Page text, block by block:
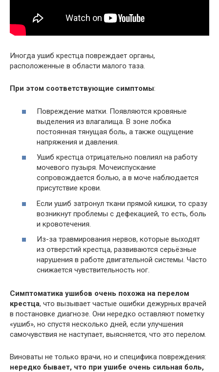
Иногда ушиб крестца повреждает органы,
расположенные в области малого таза.
При этом соответствующие симптомы:
Повреждение матки. Появляются кровяные
выделения из влагалища. В зоне лобка
постоянная тянущая боль, а также ощущение
напряжения и давления.
Ушиб крестца отрицательно повлиял на работу
мочевого пузыря. Мочеиспускание
сопровождается болью, а в моче наблюдается
присутствие крови.
Если ушиб затронул ткани прямой кишки, то сразу
возникнут проблемы с дефекацией, то есть, боль
и кровотечения.
Из-за травмирования нервов, которые выходят
из отверстий крестца, развиваются серьёзные
нарушения в работе двигательной системы. Часто
снижается чувствительность ног.
Симптоматика ушибов очень похожа на перелом
крестца, что вызывает частые ошибки дежурных врачей
в постановке диагнозе. Они нередко оставляют пометку
«ушиб», но спустя несколько дней, если улучшения
самочувствия не наступает, выясняется, что это перелом.
Виноваты не только врачи, но и специфика повреждения:
нередко бывает, что при ушибе очень сильная боль,